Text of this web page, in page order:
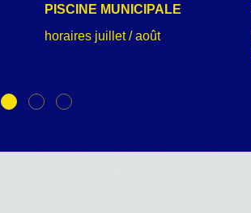
PISCINE MUNICIPALE
horaires juillet / août